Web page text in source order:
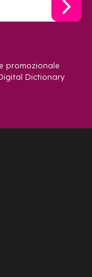
promozionale
Dictionary